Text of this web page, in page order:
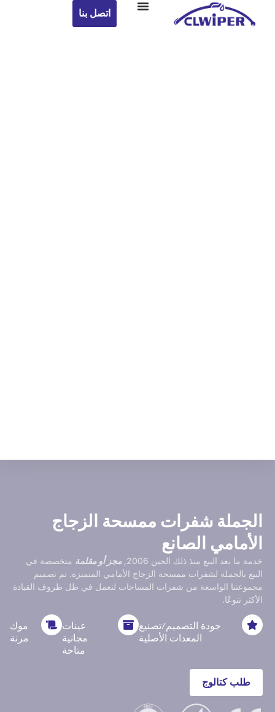
اتصل بنا
الجملة شفرات ممسحة الزجاج
الأمامي الصانع
خدمة ما بعد البيع منذ ذلك الحين 2006, مجز أو مقلمة متخصصة في
البيع بالجملة لشفرات ممسحة الزجاج الأمامي المتميزة. تم تصميم
مجموعتنا الواسعة من شفرات المساحات لتعمل في ظل ظروف القيادة
الأكثر تنوعًا.
جودة التصميم/تصنيع
المعدات الأصلية
عينات
مجانية
متاحة
موك
مرنة
طلب كتالوج